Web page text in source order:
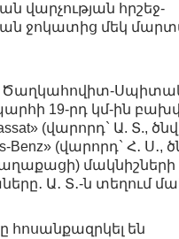
վարչության հրշեջ-
ջոկատից մեկ
Ծաղկահովիտ-
19-րդ կմ-ին
(վարորդ` Ա. Տ.,
Benz» (վարորդ` Հ․ Ս․,
մակնիշների
Ա․ Տ․-ն տեղում
հոսանքազրկել են